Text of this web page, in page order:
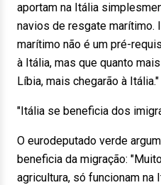
aportam na Itália
navios de resgate
marítimo não é um pré-
à Itália, mas que quanto
Líbia, mais chegarão à Itália."
"Itália se beneficia dos
O eurodeputado verde
beneficia da migração:
agricultura, só funcionam